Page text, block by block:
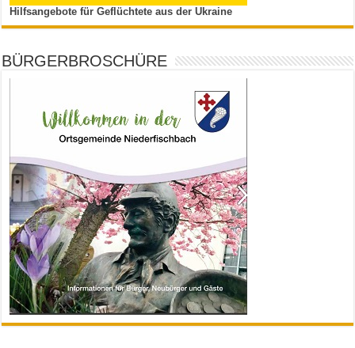
Hilfsangebote für Geflüchtete aus der Ukraine
BÜRGERBROSCHÜRE